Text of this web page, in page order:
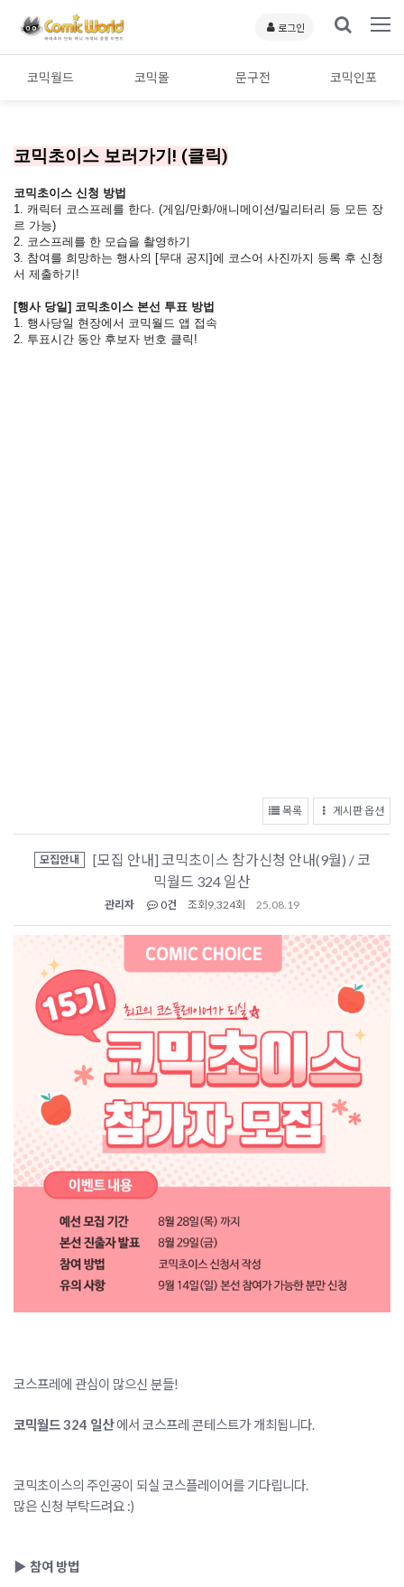
로그인
코믹월드 코믹몰 문구전 코믹인포
코믹초이스 보러가기! (클릭)
코믹초이스 신청 방법
1. 캐릭터 코스프레를 한다. (게임/만화/애니메이션/밀리터리 등 모든 장
르 가능)
2. 코스프레를 한 모습을 촬영하기
3. 참여를 희망하는 행사의 [무대 공지]에 코스어 사진까지 등록 후 신청
서 제출하기!
[행사 당일] 코믹초이스 본선 투표 방법
1. 행사당일 현장에서 코믹월드 앱 접속
2. 투표시간 동안 후보자 번호 클릭!
목록 게시판 옵션
모집안내
[모집 안내] 코믹초이스 참가신청 안내(9월) / 코
믹월드 324 일산
관리자 0건 조회 9,324회 25.08.19
코스프레에 관심이 많으신 분들!
코믹월드 324 일산에서 코스프레 콘테스트가 개최됩니다.
코믹초이스의 주인공이 되실 코스플레이어를 기다립니다.
많은 신청 부탁드려요 :)
▶ 참여 방법